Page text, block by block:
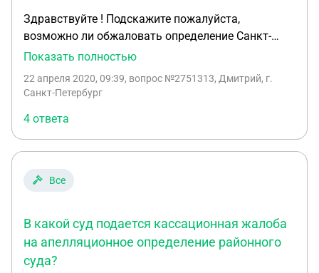
существу по правилам производства в первой
инстанции ? Ведь не вынеся данного определения
, он нарушил мое право на защиту в части
возможности заявлять ходатайства и.т.д. Спор
происходит по КАС РФ, но насколько мне
ГПК РФ.
Здравствуйте ! Подскажите пожалуйста,
возможно ли обжаловать определение Санкт-
Петербургского городского суда о
апелляционной жалобы? Если да, то в какой суд?
Показать полностью
22 апреля 2020, 09:39, вопрос №2751313, Дмитрий, г.
Санкт-Петербург
4 ответа
Все
В какой суд подается кассационная жалоба
на апелляционное определение районного
суда?